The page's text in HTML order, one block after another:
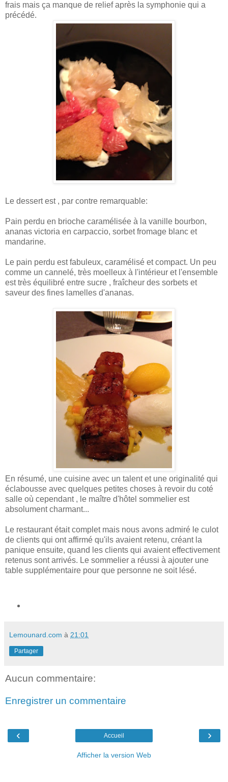
frais mais ça manque de relief après la symphonie qui a
précédé.
Le dessert est , par contre remarquable:
Pain perdu en brioche caramélisée à la vanille bourbon,
ananas victoria en carpaccio, sorbet fromage blanc et
mandarine.
Le pain perdu est fabuleux, caramélisé et compact. Un peu
comme un cannelé, très moelleux à l'intérieur et l'ensemble
est très équilibré entre sucre , fraîcheur des sorbets et
saveur des fines lamelles d'ananas.
En résumé, une cuisine avec un talent et une originalité qui
éclabousse avec quelques petites choses à revoir du coté
salle où cependant , le maître d'hôtel sommelier est
absolument charmant...
Le restaurant était complet mais nous avons admiré le culot
de clients qui ont affirmé qu'ils avaient retenu, créant la
panique ensuite, quand les clients qui avaient effectivement
retenus sont arrivés. Le sommelier a réussi à ajouter une
table supplémentaire pour que personne ne soit lésé.
Lemounard.com à 21:01
Partager
Aucun commentaire:
Enregistrer un commentaire
‹ ›
Accueil
Afficher la version Web